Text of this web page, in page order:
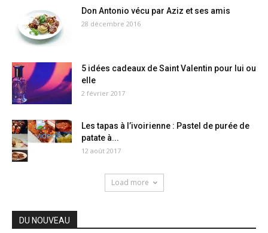
Don Antonio vécu par Aziz et ses amis
28 décembre 2016
5 idées cadeaux de Saint Valentin pour lui ou
elle
2 février 2017
Les tapas à l’ivoirienne : Pastel de purée de
patate à...
12 août 2017
Load more
DU NOUVEAU